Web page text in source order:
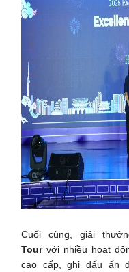
Cuối cùng, giải
Tourvới nhiều hoạt
cao cấp, ghi dấu ấn